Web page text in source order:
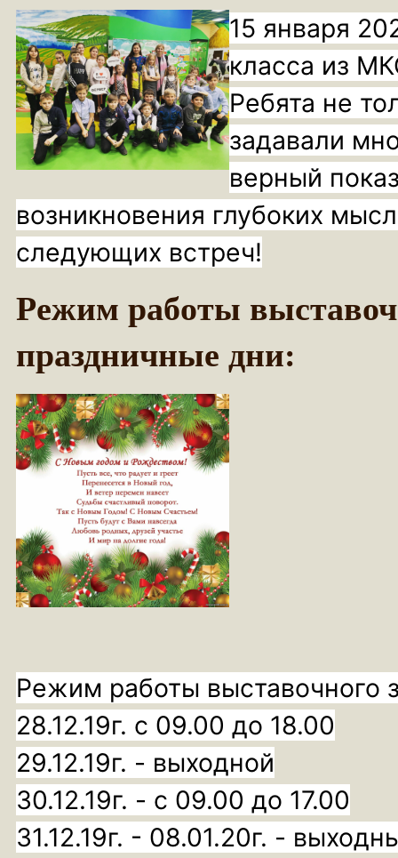
15 января
класса из
Ребята не
задавали
верный
возникновения глубоких
следующих встреч!
Режим работы
праздничные дни:
Режим работы выставочного
28.12.19г. с 09.00 до 18.00
29.12.19г. - выходной
30.12.19г. - с 09.00 до 17.00
31.12.19г. - 08.01.20г. -